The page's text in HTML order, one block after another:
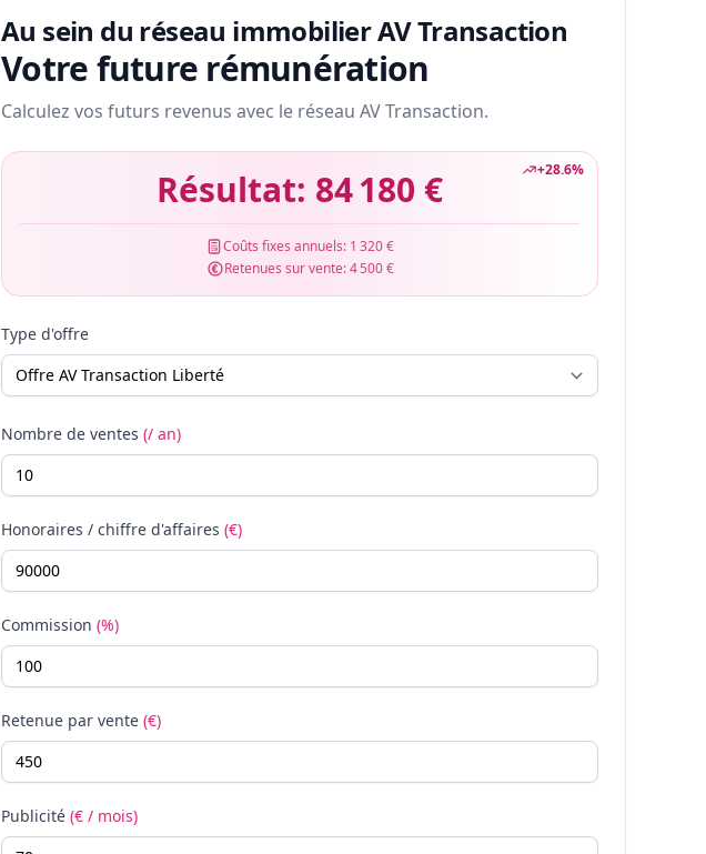
Au sein du réseau immobilier AV Transaction
Votre future rémunération
Calculez vos futurs revenus avec le réseau AV Transaction.
+28.6%
Résultat: 84 180 €
Coûts fixes annuels: 1 320 €
Retenues sur vente:4 500 €
Type d'offre
Nombre de ventes (/ an)
Honoraires / chiffre d'affaires (€)
Commission (%)
Retenue par vente (€)
Publicité (€ / mois)